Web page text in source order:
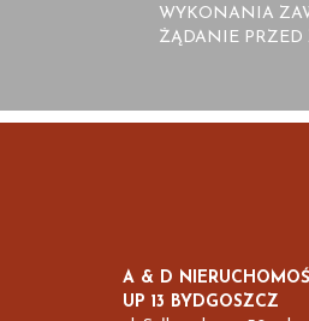
WYKONANIA
ŻĄDANIE PRZED
A & D
UP 13 BYDGOSZCZ